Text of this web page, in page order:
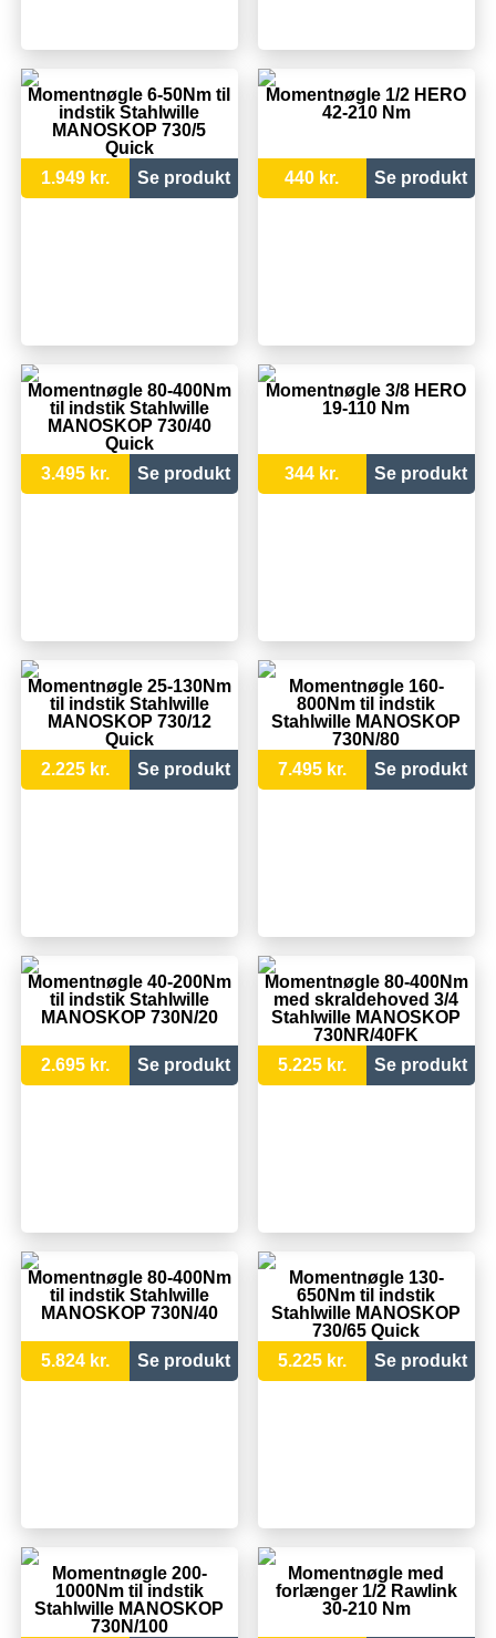
Momentnøgle 6-50Nm til
indstik Stahlwille
MANOSKOP 730/5
Quick
1.949 kr.
Se produkt
Momentnøgle 1/2 HERO
42-210 Nm
440 kr. Se produkt
Momentnøgle 80-400Nm
til indstik Stahlwille
MANOSKOP 730/40
Quick
3.495 kr.
Se produkt
Momentnøgle 3/8 HERO
19-110 Nm
344 kr. Se produkt
Momentnøgle 25-130Nm
til indstik Stahlwille
MANOSKOP 730/12
Quick
2.225 kr.
Se produkt
Momentnøgle 160-
800Nm til indstik
Stahlwille MANOSKOP
730N/80
7.495 kr.
Se produkt
Momentnøgle 40-200Nm
til indstik Stahlwille
MANOSKOP 730N/20
2.695 kr. Se produkt
Momentnøgle 80-400Nm
med skraldehoved 3/4
Stahlwille MANOSKOP
730NR/40FK
5.225 kr.
Se produkt
Momentnøgle 80-400Nm
til indstik Stahlwille
MANOSKOP 730N/40
5.824 kr. Se produkt
Momentnøgle 130-
650Nm til indstik
Stahlwille MANOSKOP
730/65 Quick
5.225 kr.
Se produkt
Momentnøgle 200-
1000Nm til indstik
Stahlwille MANOSKOP
730N/100
Momentnøgle med
forlænger 1/2 Rawlink
30-210 Nm